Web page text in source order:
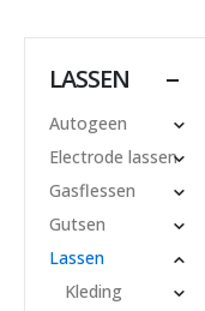
LASSEN
Autogeen
Electrode lassen
Gasflessen
Gutsen
Lassen
Kleding